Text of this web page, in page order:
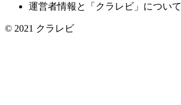
運営者情報と「クラレビ」について
© 2021 クラレビ